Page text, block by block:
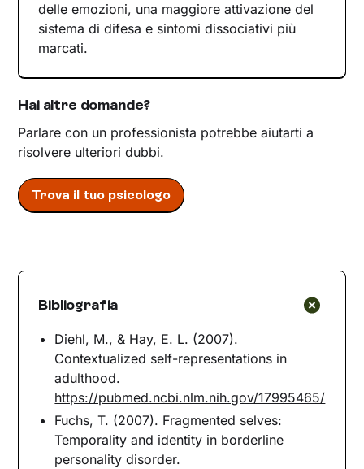
delle emozioni, una maggiore attivazione del
sistema di difesa e sintomi dissociativi più
marcati.
Hai altre domande?
Parlare con un professionista potrebbe aiutarti a
risolvere ulteriori dubbi.
Trova il tuo psicologo
Bibliografia
Diehl, M., & Hay, E. L. (2007).
Contextualized self-representations in
adulthood.
https://pubmed.ncbi.nlm.nih.gov/17995465/
Fuchs, T. (2007). Fragmented selves:
Temporality and identity in borderline
personality disorder.